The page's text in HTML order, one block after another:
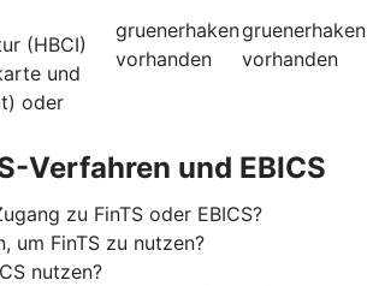
(HBCI)
und
oder
gruenerhaken
vorhanden
gruenerhaken
vorhanden
Verfahren und EBICS
zu FinTS oder EBICS?
um FinTS zu nutzen?
nutzen?